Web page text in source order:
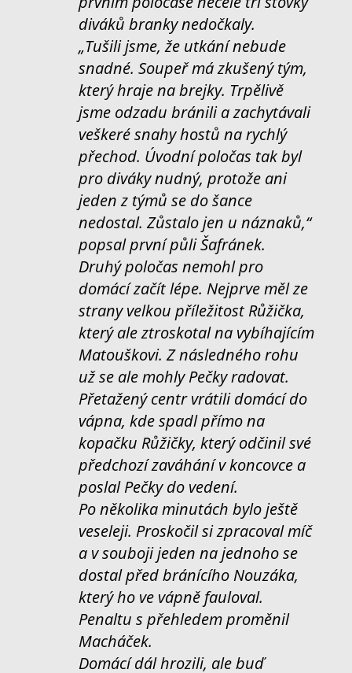
diváků branky nedočkaly.
„Tušili jsme, že utkání nebude
snadné. Soupeř má zkušený tým,
který hraje na brejky. Trpělivě
jsme odzadu bránili a zachytávali
veškeré snahy hostů na rychlý
přechod. Úvodní poločas tak byl
pro diváky nudný, protože ani
jeden z týmů se do šance
nedostal. Zůstalo jen u náznaků,“
popsal první půli Šafránek.
Druhý poločas nemohl pro
domácí začít lépe. Nejprve měl ze
strany velkou příležitost Růžička,
který ale ztroskotal na vybíhajícím
Matouškovi. Z následného rohu
už se ale mohly Pečky radovat.
Přetažený centr vrátili domácí do
vápna, kde spadl přímo na
kopačku Růžičky, který odčinil své
předchozí zaváhání v koncovce a
poslal Pečky do vedení.
Po několika minutách bylo ještě
veseleji. Proskočil si zpracoval míč
a v souboji jeden na jednoho se
dostal před bránícího Nouzáka,
který ho ve vápně fauloval.
Penaltu s přehledem proměnil
Macháček.
Domácí dál hrozili, ale buď